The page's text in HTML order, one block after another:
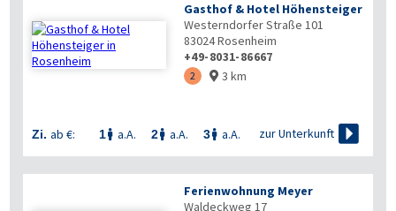
Gasthof & Hotel Höhensteiger
Westerndorfer Straße 101
83024Rosenheim
+49-8031-86667
2  3 km
Zi. ab €: 1 a.A. 2 a.A. 3 a.A. zur Unterkunft 
Ferienwohnung Meyer
Waldeckweg 17